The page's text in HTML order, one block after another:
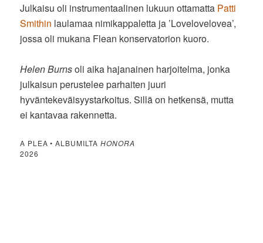
Julkaisu oli instrumentaalinen lukuun ottamatta Patti
Smithin laulamaa nimikappaletta ja ’Lovelovelovea’,
jossa oli mukana Flean konservatorion kuoro.
Helen Burnsoli aika hajanainen harjoitelma, jonka
julkaisun perustelee parhaiten juuri
hyväntekeväisyystarkoitus. Sillä on hetkensä, mutta
ei kantavaa rakennetta.
A PLEA • ALBUMILTAHONORA
2026